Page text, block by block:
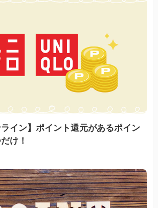
ライン】ポイント還元があるポイン
け！